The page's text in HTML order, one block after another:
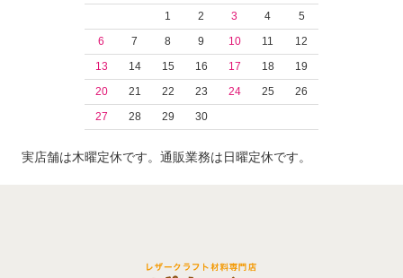
1
2 3 4
5
6
7 8 9 10 11
12
13
14 15 16 17 18
19
20
21 22 23 24 25
26
27
28 29 30
実店舗は木曜定休です。通販業務は日曜定休です。